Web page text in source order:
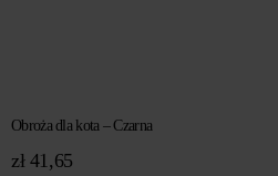
Obroża dla kota – Czarna
zł41,65